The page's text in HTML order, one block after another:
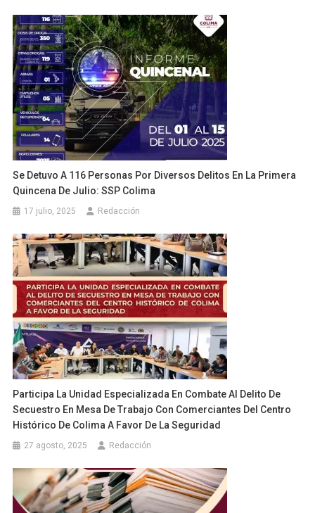
Se Detuvo A 116 Personas Por Diversos Delitos En La Primera
Quincena De Julio: SSP Colima
17 julio, 2025 Redacción
Participa La Unidad Especializada En Combate Al Delito De
Secuestro En Mesa De Trabajo Con Comerciantes Del Centro
Histórico De Colima A Favor De La Seguridad
27 agosto, 2025 Redacción